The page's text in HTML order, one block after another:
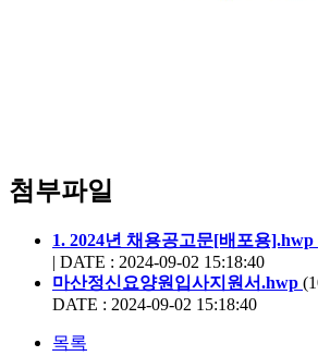
첨부파일
1. 2024년 채용공고문[배포용].hwp
| DATE : 2024-09-02 15:18:40
마산정신요양원입사지원서.hwp
DATE : 2024-09-02 15:18:40
목록